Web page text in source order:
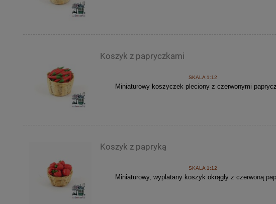
Koszyk z papryczkami
SKALA 1:12
Miniaturowy koszyczek pleciony z czerwonymi
Koszyk z papryką
SKALA 1:12
Miniaturowy, wyplatany koszyk okrągły z czerwoną